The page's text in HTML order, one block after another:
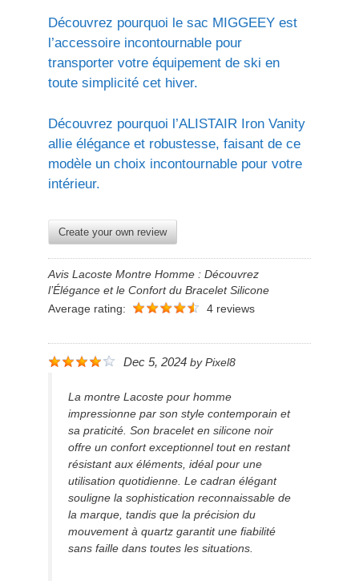
Découvrez pourquoi le sac MIGGEEY est
l’accessoire incontournable pour
transporter votre équipement de ski en
toute simplicité cet hiver.
Découvrez pourquoi l’ALISTAIR Iron Vanity
allie élégance et robustesse, faisant de ce
modèle un choix incontournable pour votre
intérieur.
Create your own review
Avis Lacoste Montre Homme : Découvrez
l’Élégance et le Confort du Bracelet Silicone
Average rating:
4 reviews
Dec 5, 2024 by Pixel8
La montre Lacoste pour homme
impressionne par son style contemporain et
sa praticité. Son bracelet en silicone noir
offre un confort exceptionnel tout en restant
résistant aux éléments, idéal pour une
utilisation quotidienne. Le cadran élégant
souligne la sophistication reconnaissable de
la marque, tandis que la précision du
mouvement à quartz garantit une fiabilité
sans faille dans toutes les situations.